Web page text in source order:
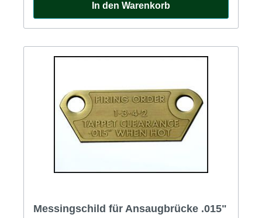
In den Warenkorb
Messingschild für Ansaugbrücke .015"